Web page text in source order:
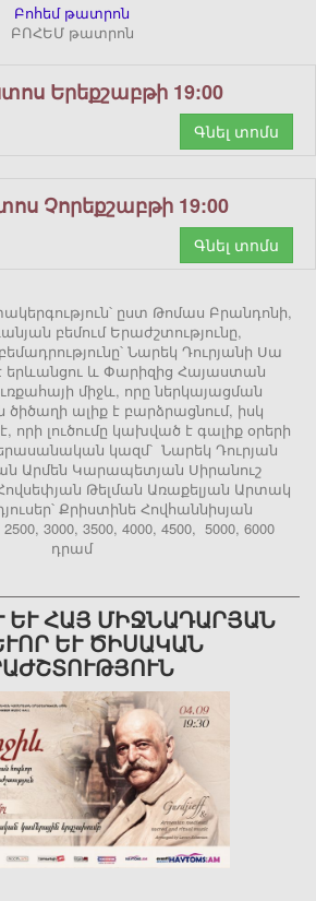
Բոհեմ թատրոն
ԲՈՀԵՄ թատրոն
Երեքշաբթի 19:00
Գնել տոմս
Չորեքշաբթի 19:00
Գնել տոմս
ըստ Թոմաս Բրանդոնի,
բեմում Երաժշտությունը,
Նարեկ Դուրյանի Սա
է երևանցու և Փարիզից Հայաստան
միջև, որը ներկայացման
ալիք է բարձրացնում, իսկ
որի լուծումը կախված է գալիք օրերի
կազմ՝ Նարեկ Դուրյան
Արմեն Կարապետյան Սիրանուշ
Թելման Առաքելյան Արտակ
Քրիստինե Հովհաննիսյան
3000, 3500, 4000, 4500, 5000, 6000
դրամ
ՀԱՅ ՄԻՋՆԱԴԱՐՅԱՆ ՀՈ
ԵՒ ԾԻՍԱԿԱՆ ԵՐԱԺ